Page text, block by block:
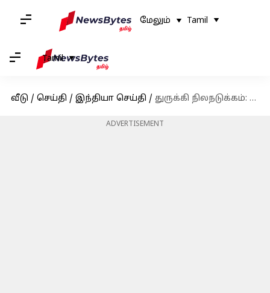
மேலும் Tamil
Tamil
வீடு / செய்தி / இந்தியா செய்தி / துருக்கி நிலநடுக்கம்: உதவி செய்ய இந்தியா எடுத்த நடவடிக்கைகள்
ADVERTISEMENT